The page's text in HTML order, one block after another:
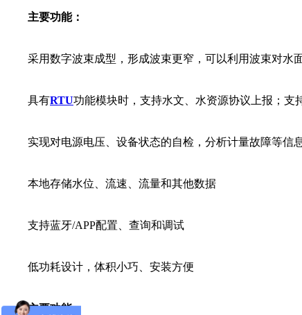
主要功能：
采用数字波束成型，形成波束更窄，可以利用波束对水
具有RTU功能模块时，支持水文、水资源协议上报；支
实现对电源电压、设备状态的自检，分析计量故障等信
本地存储水位、流速、流量和其他数据
支持蓝牙/APP配置、查询和调试
低功耗设计，体积小巧、安装方便
主要功能：